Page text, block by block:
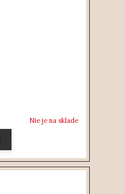
Nie je na sklade